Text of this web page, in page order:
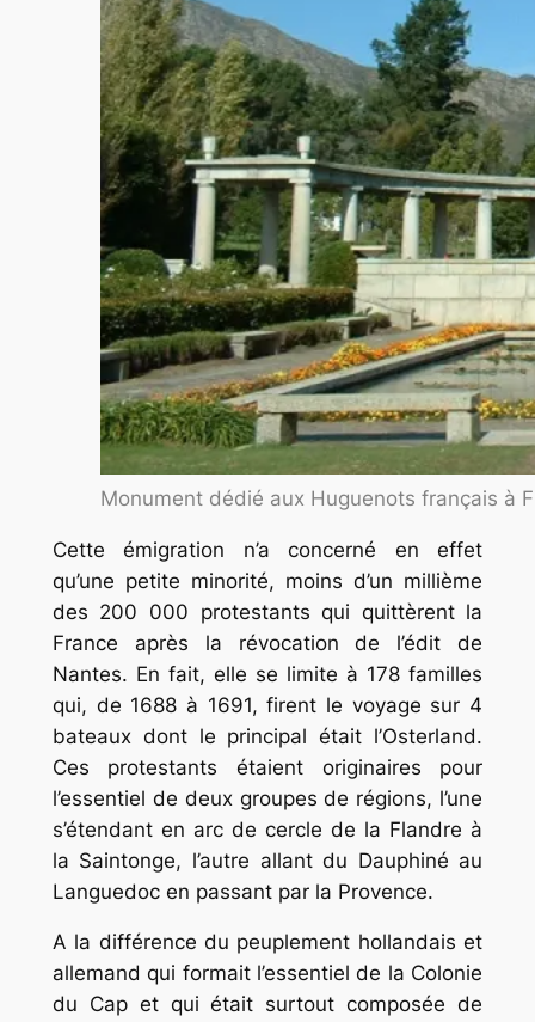
Monument dédié aux Huguenots français à
Cette émigration n’a concerné en effet
qu’une petite minorité, moins d’un millième
des 200 000 protestants qui quittèrent la
France après la révocation de l’édit de
Nantes. En fait, elle se limite à 178 familles
qui, de 1688 à 1691, firent le voyage sur 4
bateaux dont le principal était l’Osterland.
Ces protestants étaient originaires pour
l’essentiel de deux groupes de régions, l’une
s’étendant en arc de cercle de la Flandre à
la Saintonge, l’autre allant du Dauphiné au
Languedoc en passant par la Provence.
A la différence du peuplement hollandais et
allemand qui formait l’essentiel de la Colonie
du Cap et qui était surtout composée de